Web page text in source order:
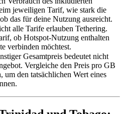
jeweiligen Tarif, wie stark die
das für deine Nutzung ausreicht.
alle Tarife erlauben Tethering.
ob Hotspot-Nutzung enthalten
verbinden möchtest.
Gesamtpreis bedeutet nicht
Vergleiche den Preis pro GB
um den tatsächlichen Wert eines